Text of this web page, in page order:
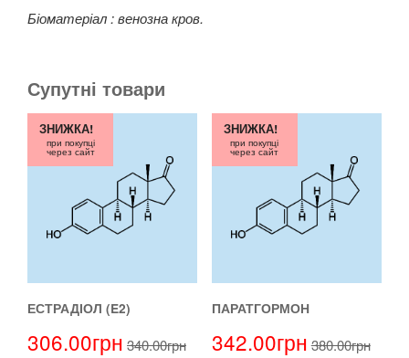
Біоматеріал : венозна кров.
Супутні товари
ЕСТРАДІОЛ (E2)
306.00грн 340.00грн
ЗНИЖКА!
при покупці
через сайт
ПАРАТГОРМОН
342.00грн 380.00грн
ЗНИЖКА!
при покупці
через сайт